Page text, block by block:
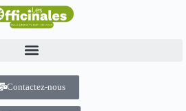
Contactez-nous